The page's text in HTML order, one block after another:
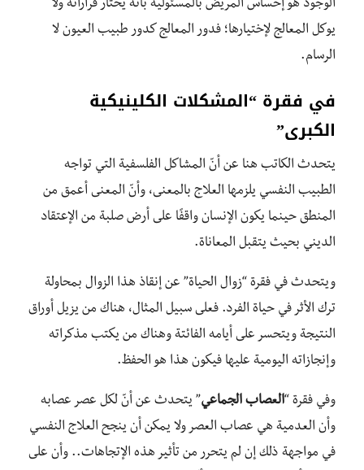
الوجود هو إحساس المريض بالمسئولية بأنه يختار قراراته ولا
يوكل المعالج لإختيارها؛ فدور المعالج كدور طبيب العيون لا
الرسام.
في فقرة “المشكلات الكلينيكية
الكبرى”
يتحدث الكاتب هنا عن أنّ المشاكل الفلسفية التي تواجه
الطبيب النفسي يلزمها العلاج بالمعنى، وأنّ المعنى أعمق من
المنطق حينما يكون الإنسان واقفًا على أرض صلبة من الإعتقاد
الديني بحيث يتقبل المعاناة.
ويتحدث في فقرة “زوال الحياة” عن إنقاذ هذا الزوال بمحاولة
ترك الأثر في حياة الفرد. فعلى سبيل المثال، هناك من يزيل أوراق
النتيجة ويتحسر على أيامه الفائتة وهناك من يكتب مذكراته
وإنجازاته اليومية عليها فيكون هذا هو الحفظ.
وفي فقرة “العصاب الجماعي” يتحدث عن أنّ لكل عصر عصابه
وأن العدمية هي عصاب العصر ولا يمكن أن ينجح العلاج النفسي
في مواجهة ذلك إن لم يتحرر من تأثير هذه الإتجاهات.. وأن على